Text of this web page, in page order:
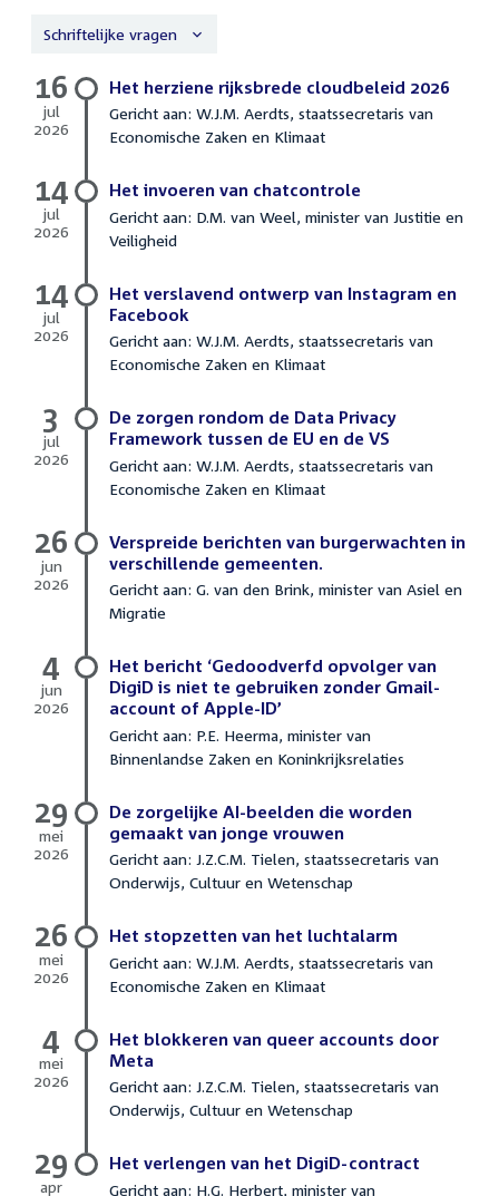
Schriftelijke vragen
Schriftelijke
vragen
Het herziene rijksbrede cloudbeleid 2026
Gericht aan: W.J.M. Aerdts, staatssecretaris van
Economische Zaken en Klimaat
16
jul
2026
2026
Het invoeren van chatcontrole
Gericht aan: D.M. van Weel, minister van Justitie en
Veiligheid
14
jul
2026
2026
Het verslavend ontwerp van Instagram en
Facebook
Gericht aan: W.J.M. Aerdts, staatssecretaris van
Economische Zaken en Klimaat
14
jul
2026
De zorgen rondom de Data Privacy
Framework tussen de EU en de VS
Gericht aan: W.J.M. Aerdts, staatssecretaris van
Economische Zaken en Klimaat
3
jul
2026
Verspreide berichten van burgerwachten in
verschillende gemeenten.
Gericht aan: G. van den Brink, minister van Asiel en
Migratie
26
jun
2026
Het bericht ‘Gedoodverfd opvolger van
DigiD is niet te gebruiken zonder Gmail-
account of Apple-ID’
Gericht aan: P.E. Heerma, minister van
Binnenlandse Zaken en Koninkrijksrelaties
4
jun
2026
De zorgelijke AI-beelden die worden
gemaakt van jonge vrouwen
Gericht aan: J.Z.C.M. Tielen, staatssecretaris van
Onderwijs, Cultuur en Wetenschap
29
mei
2026
Het stopzetten van het luchtalarm
Gericht aan: W.J.M. Aerdts, staatssecretaris van
Economische Zaken en Klimaat
26
mei
2026
2026
Het blokkeren van queer accounts door
Meta
Gericht aan: J.Z.C.M. Tielen, staatssecretaris van
Onderwijs, Cultuur en Wetenschap
4
mei
2026
Het verlengen van het DigiD-contract
Gericht aan: H.G. Herbert, minister van
29
apr